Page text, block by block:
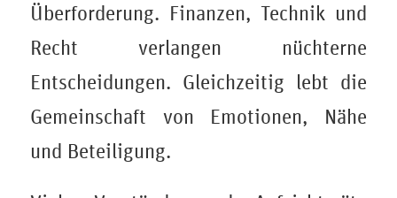
Überforderung. Finanzen, Technik und
Recht verlangen nüchterne
Entscheidungen. Gleichzeitig lebt die
Gemeinschaft von Emotionen, Nähe
und Beteiligung.